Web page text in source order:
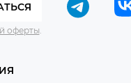
оферты.